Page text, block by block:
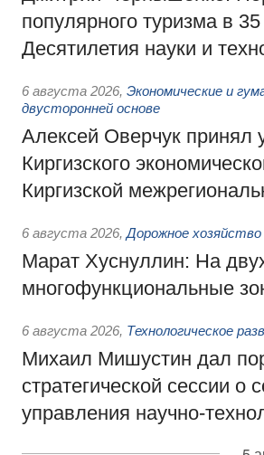
популярного туризма в
Десятилетия науки и
6 августа 2026, Экономические и
двусторонней основе
Алексей Оверчук принял
Киргизского
Киргизской
6 августа 2026, Дорожное хозяйство
Марат Хуснуллин: На
многофункциональные
6 августа 2026, Технологическое
Михаил Мишустин дал
стратегической сессии
управления научно-